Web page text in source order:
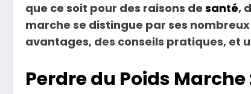
que ce soit pour des raisons de santé,
marche se distingue par ses
avantages, des conseils pratiques, et
Perdre du Poids